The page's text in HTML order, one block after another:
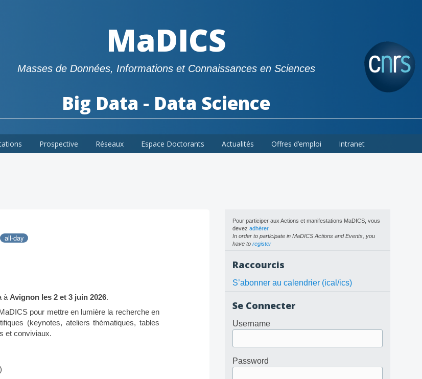
MaDICS
Masses de Données, Informations et Connaissances en Sciences
Big Data - Data Science
Prospective Réseaux Espace Doctorants Actualités Offres d’emploi Intranet
all-day
à Avignon les 2 et 3 juin 2026.
pour mettre en lumière la recherche en
(keynotes, ateliers thématiques, tables
et conviviaux.
)
Pour participer aux Actions et manifestations MaDICS, vous
devez adhérer
In order to participate in MaDICS Actions and Events, you
have to register
Raccourcis
S’abonner au calendrier (ical/ics)
Se Connecter
Username
Password